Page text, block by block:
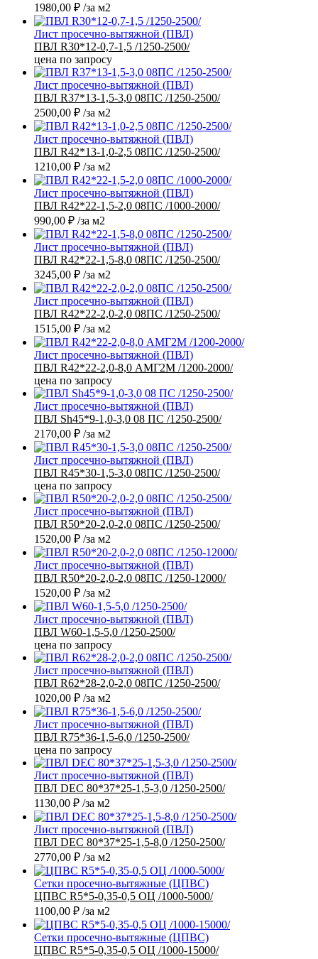
1980,00 ₽ /за м2
Лист просечно-вытяжной (ПВЛ)
ПВЛ R30*12-0,7-1,5 /1250-2500/
цена по запросу
Лист просечно-вытяжной (ПВЛ)
ПВЛ R37*13-1,5-3,0 08ПС /1250-2500/
2500,00 ₽ /за м2
Лист просечно-вытяжной (ПВЛ)
ПВЛ R42*13-1,0-2,5 08ПС /1250-2500/
1210,00 ₽ /за м2
Лист просечно-вытяжной (ПВЛ)
ПВЛ R42*22-1,5-2,0 08ПС /1000-2000/
990,00 ₽ /за м2
Лист просечно-вытяжной (ПВЛ)
ПВЛ R42*22-1,5-8,0 08ПС /1250-2500/
3245,00 ₽ /за м2
Лист просечно-вытяжной (ПВЛ)
ПВЛ R42*22-2,0-2,0 08ПС /1250-2500/
1515,00 ₽ /за м2
Лист просечно-вытяжной (ПВЛ)
ПВЛ R42*22-2,0-8,0 АМГ2М /1200-2000/
цена по запросу
Лист просечно-вытяжной (ПВЛ)
ПВЛ Sh45*9-1,0-3,0 08 ПС /1250-2500/
2170,00 ₽ /за м2
Лист просечно-вытяжной (ПВЛ)
ПВЛ R45*30-1,5-3,0 08ПС /1250-2500/
цена по запросу
Лист просечно-вытяжной (ПВЛ)
ПВЛ R50*20-2,0-2,0 08ПС /1250-2500/
1520,00 ₽ /за м2
Лист просечно-вытяжной (ПВЛ)
ПВЛ R50*20-2,0-2,0 08ПС /1250-12000/
1520,00 ₽ /за м2
Лист просечно-вытяжной (ПВЛ)
ПВЛ W60-1,5-5,0 /1250-2500/
цена по запросу
Лист просечно-вытяжной (ПВЛ)
ПВЛ R62*28-2,0-2,0 08ПС /1250-2500/
1020,00 ₽ /за м2
Лист просечно-вытяжной (ПВЛ)
ПВЛ R75*36-1,5-6,0 /1250-2500/
цена по запросу
Лист просечно-вытяжной (ПВЛ)
ПВЛ DEC 80*37*25-1,5-3,0 /1250-2500/
1130,00 ₽ /за м2
Лист просечно-вытяжной (ПВЛ)
ПВЛ DEC 80*37*25-1,5-8,0 /1250-2500/
2770,00 ₽ /за м2
Сетки просечно-вытяжные (ЦПВС)
ЦПВС R5*5-0,35-0,5 ОЦ /1000-5000/
1100,00 ₽ /за м2
Сетки просечно-вытяжные (ЦПВС)
ЦПВС R5*5-0,35-0,5 ОЦ /1000-15000/